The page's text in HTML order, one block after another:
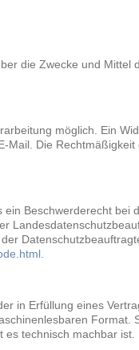
die Zwecke und Mittel
möglich. Ein
Die
Beschwerderecht bei
in Erfüllung eines
Format.
technisch machbar ist.